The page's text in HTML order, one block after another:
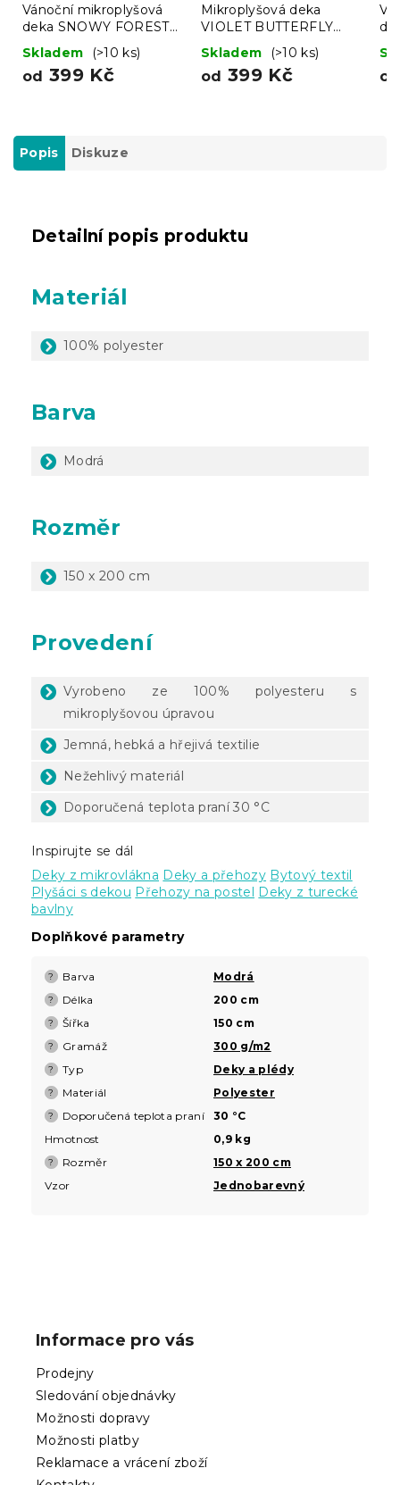
Vánoční mikroplyšová
deka SNOWY FOREST
šedá
Skladem (>10 ks)
od 399 Kč
Mikroplyšová deka
VIOLET BUTTERFLY
tmavě modrá
Skladem (>10 ks)
od 399 Kč od
Popis Diskuze
Detailní popis produktu
Materiál
100% polyester
Barva
Modrá
Rozměr
150 x 200 cm
Provedení
Vyrobeno ze 100% polyesteru s
mikroplyšovou úpravou
Jemná, hebká a hřejivá textilie
Nežehlivý materiál
Doporučená teplota praní 30 °C
Inspirujte se dál
Deky z mikrovlákna Deky a přehozy Bytový textil
Plyšáci s dekou Přehozy na postel Deky z turecké
bavlny
Doplňkové parametry
? Barva Modrá
? Délka 200 cm
? Šířka 150 cm
? Gramáž 300 g/m2
? Typ Deky a plédy
? Materiál Polyester
? Doporučená teplota praní
30 °C
Hmotnost
0,9 kg
? Rozměr
150 x 200 cm
Vzor
Jednobarevný
Informace pro vás
Prodejny
Sledování objednávky
Možnosti dopravy
Možnosti platby
Reklamace a vrácení zboží